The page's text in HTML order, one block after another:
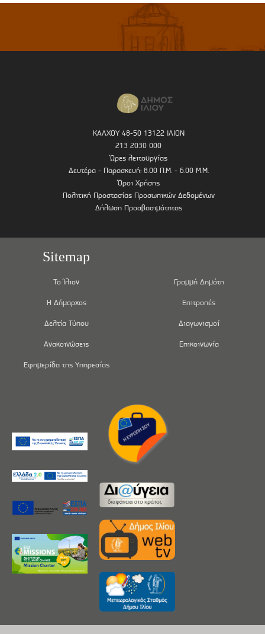
ΚΑΛΧΟΥ 48-50 13122 ΙΛΙΟΝ
213 2030 000
Ώρες λειτουργίας
Δευτέρα - Παρασκευή: 8.00 Π.Μ. - 6.00 Μ.Μ.
Όροι Χρήσης
Πολιτική Προστασίας Προσωπικών Δεδομένων
Δήλωση Προσβασιμότητας
Sitemap
Το Ίλιον
Η Δήμαρχος
Δελτία Τύπου
Ανακοινώσεις
Εφημερίδα της Υπηρεσίας
Γραμμή Δημότη
Επιτροπές
Διαγωνισμοί
Επικοινωνία